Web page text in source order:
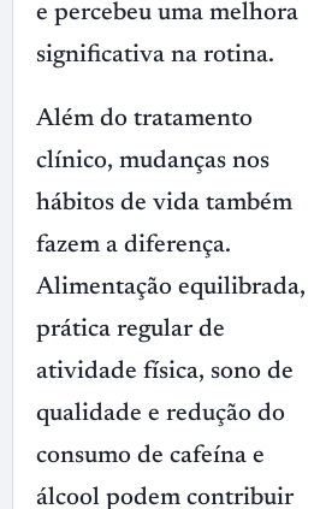
e percebeu uma melhora
significativa na rotina.
Além do tratamento
clínico, mudanças nos
hábitos de vida também
fazem a diferença.
Alimentação equilibrada,
prática regular de
atividade física, sono de
qualidade e redução do
consumo de cafeína e
álcool podem contribuir